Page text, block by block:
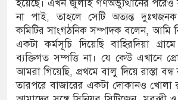
হয়েছে। এখন জুলাই গণঅভ্যুত্থানের পরেও
না পাই, তাহলে সেটি অত্যন্ত
কমিটির সাংগঠনিক সম্পাদক বলেন, আমি
একটা কর্মসূচি দিয়েছি বাহিরদিয়া
ব্যক্তিগত সম্পত্তি না। যে কেউ এখানে
আমরা গিয়েছি, প্রথমে বালু দিয়ে রাস্তা
তারপরে বাজারের একটা দোকানও খোলা